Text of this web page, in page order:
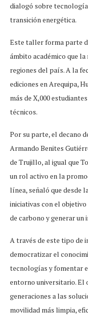
dialogó sobre
transición energética.
Este taller forma parte
ámbito académico que
regiones del país. A la
ediciones en Arequipa,
más de X,000
técnicos.
Por su parte, el decano
Armando Benites
de Trujillo, al igual que
un rol activo en la
línea, señaló que desde
iniciativas con el
de carbono y generar
A través de este tipo de
democratizar el
tecnologías y fomentar
entorno universitario. El
generaciones a las
movilidad más limpia,